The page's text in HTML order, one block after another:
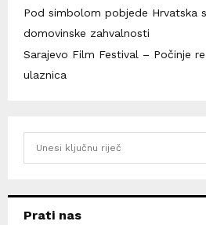
Pod simbolom pobjede Hrvatska
domovinske zahvalnosti
Sarajevo Film Festival – Počinje
ulaznica
hPrati nas